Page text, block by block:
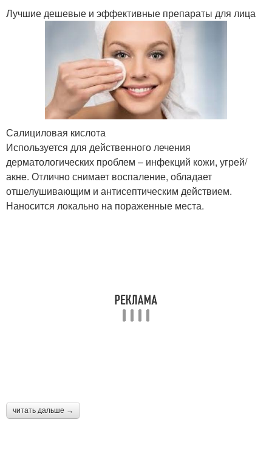
Лучшие дешевые и эффективные препараты для лица
Салициловая кислота
Используется для действенного лечения
дерматологических проблем – инфекций кожи, угрей/
акне. Отлично снимает воспаление, обладает
отшелушивающим и антисептическим действием.
Наносится локально на пораженные места.
читать дальше →